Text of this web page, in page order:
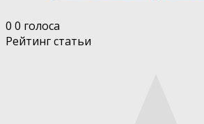
0 0 голоса
Рейтинг статьи